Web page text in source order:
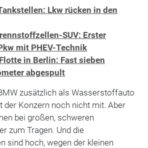
Lkw rücken in den
SUV: Erster
mit PHEV-Technik
in Berlin: Fast sieben
abgespult
zusätzlich als Wasserstoffauto
der Konzern noch nicht mit. Aber
bei großen, schweren
zum Tragen. Und die
sind hoch, wegen der kleinen